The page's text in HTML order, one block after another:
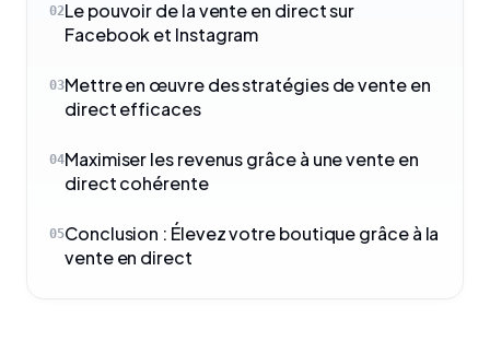
02Le pouvoir de la vente en direct sur
Facebook et Instagram
03Mettre en œuvre des stratégies de vente en
direct efficaces
04Maximiser les revenus grâce à une vente en
direct cohérente
05Conclusion : Élevez votre boutique grâce à la
vente en direct